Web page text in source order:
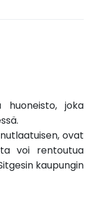
joka
ovat
voi rentoutua
kaupungin